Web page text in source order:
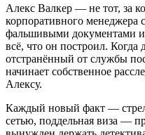
Алекс Валкер — не тот, за
корпоративного
фальшивыми документами
всё, что он построил.
отстранённый от службы
начинает собственное
Алексу.
Каждый новый факт —
сетью, поддельная виза —